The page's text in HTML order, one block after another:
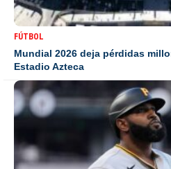
FÚTBOL
Mundial 2026 deja pérdidas
Estadio Azteca